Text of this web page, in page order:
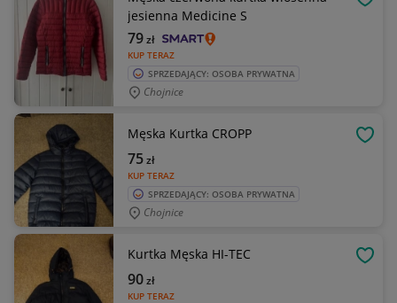
jesienna Medicine S
KUP TERAZ
79zł
SPRZEDAJĄCY: OSOBA PRYWATNA
Chojnice
Męska Kurtka CROPP
KUP TERAZ
75zł
SPRZEDAJĄCY: OSOBA PRYWATNA
Chojnice
Kurtka Męska HI-TEC
KUP TERAZ
90zł